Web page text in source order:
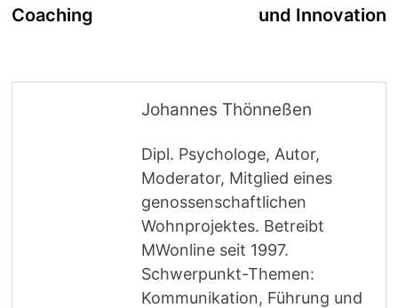
Coaching
und Innovation
Johannes Thönneßen
Dipl. Psychologe, Autor,
Moderator, Mitglied eines
genossenschaftlichen
Wohnprojektes. Betreibt
MWonline seit 1997.
Schwerpunkt-Themen:
Kommunikation, Führung und